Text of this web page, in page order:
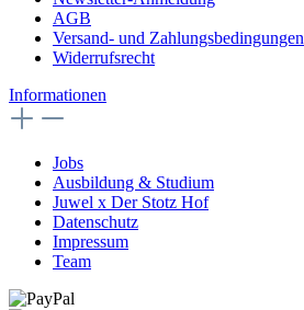
AGB
Versand- und Zahlungsbedingungen
Widerrufsrecht
Informationen
Jobs
Ausbildung & Studium
Juwel x Der Stotz Hof
Datenschutz
Impressum
Team